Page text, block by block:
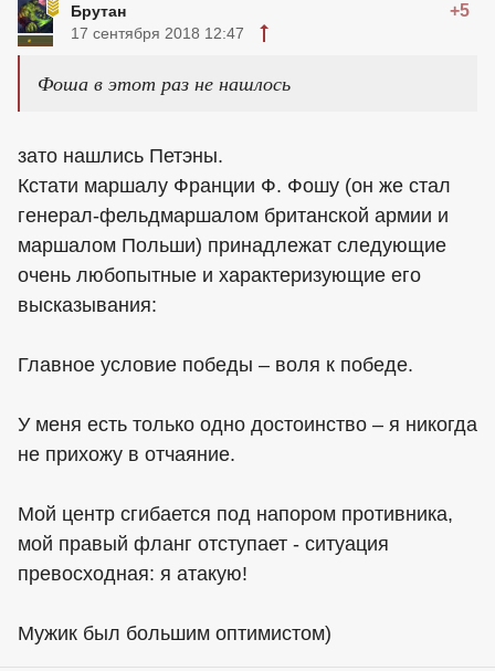
Брутан +5
17 сентября 2018 12:47
Фоша в этот раз не нашлось
зато нашлись Петэны.
Кстати маршалу Франции Ф. Фошу (он же стал
генерал-фельдмаршалом британской армии и
маршалом Польши) принадлежат следующие
очень любопытные и характеризующие его
высказывания:
Главное условие победы – воля к победе.
У меня есть только одно достоинство – я никогда
не прихожу в отчаяние.
Мой центр сгибается под напором противника,
мой правый фланг отступает - ситуация
превосходная: я атакую!
Мужик был большим оптимистом)